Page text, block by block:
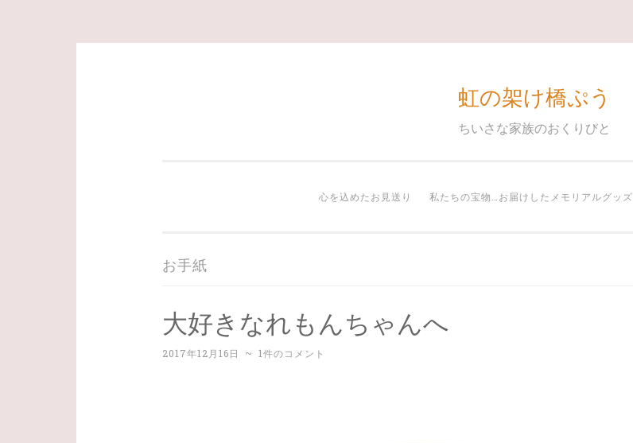
ッ
虹の架け橋ぷう
ちいさな家族のおくりびと
心を込めたお見送り 私たちの宝物…お届けしたメモリアルグッズ
お手紙
大好きなれもんちゃんへ
2017年12月16日 ~ 1件のコメント